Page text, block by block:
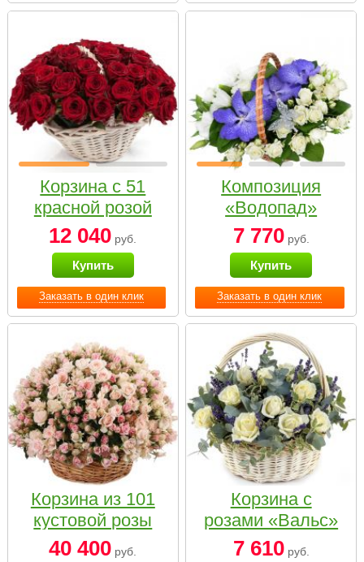
Заказать в один клик
Корзина с 51
красной розой
12 040 руб.
Купить
Заказать в один клик
Композиция
«Водопад»
7 770руб.
Купить
Корзина из 101
кустовой розы
нежных тонов
40 400 руб.
Корзина с
розами «Вальс»
7 610руб.